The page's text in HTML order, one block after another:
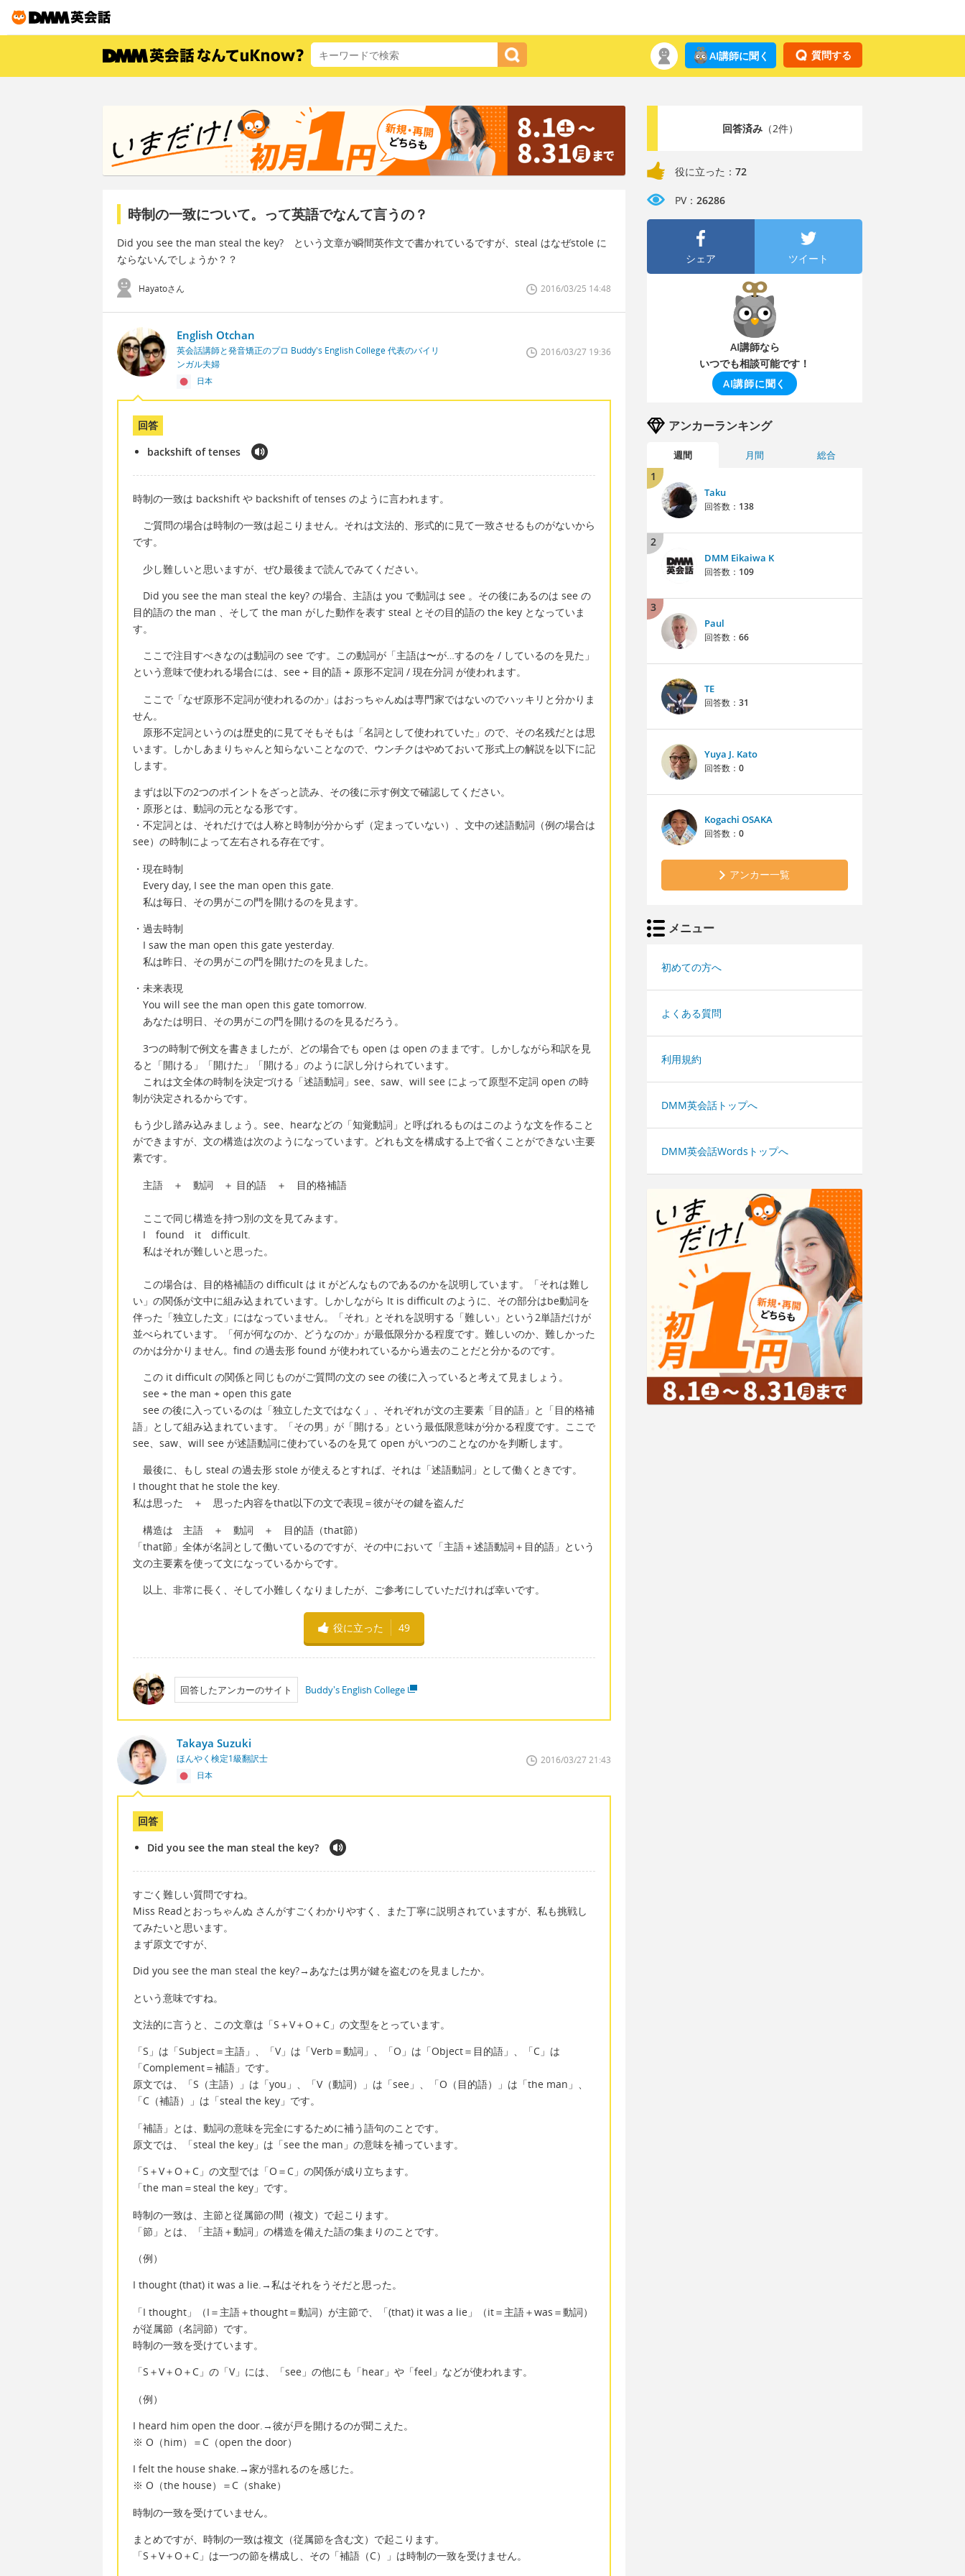
質問する
AI講師に聞く
時制の一致について。って英語でなんて言うの？
Did you see the man steal the key? という文章が瞬間英作文で書かれているですが、steal はなぜstole に
ならないんでしょうか？？
Hayatoさん 2016/03/25 14:48
English Otchan
英会話講師と発音矯正のプロ Buddy's English College 代表のバイリ
ンガル夫婦
日本
2016/03/27 19:36
回答
backshift of tenses
時制の一致は backshift や backshift of tenses のように言われます。
ご質問の場合は時制の一致は起こりません。それは文法的、形式的に見て一致させるものがないから
です。
少し難しいと思いますが、ぜひ最後まで読んでみてください。
Did you see the man steal the key? の場合、主語は you で動詞は see 。その後にあるのは see の
目的語の the man 、そして the man がした動作を表す steal とその目的語の the key となっていま
す。
ここで注目すべきなのは動詞の see です。この動詞が「主語は〜が…するのを / しているのを見た」
という意味で使われる場合には、see + 目的語 + 原形不定詞 / 現在分詞 が使われます。
ここで「なぜ原形不定詞が使われるのか」はおっちゃんぬは専門家ではないのでハッキリと分かりま
せん。
原形不定詞というのは歴史的に見てそもそもは「名詞として使われていた」ので、その名残だとは思
います。しかしあまりちゃんと知らないことなので、ウンチクはやめておいて形式上の解説を以下に記
します。
まずは以下の2つのポイントをざっと読み、その後に示す例文で確認してください。
・原形とは、動詞の元となる形です。
・不定詞とは、それだけでは人称と時制が分からず（定まっていない）、文中の述語動詞（例の場合は
see）の時制によって左右される存在です。
・現在時制
Every day, I see the man open this gate.
私は毎日、その男がこの門を開けるのを見ます。
・過去時制
I saw the man open this gate yesterday.
私は昨日、その男がこの門を開けたのを見ました。
・未来表現
You will see the man open this gate tomorrow.
あなたは明日、その男がこの門を開けるのを見るだろう。
3つの時制で例文を書きましたが、どの場合でも open は open のままです。しかしながら和訳を見
ると「開ける」「開けた」「開ける」のように訳し分けられています。
これは文全体の時制を決定づける「述語動詞」see、saw、will see によって原型不定詞 open の時
制が決定されるからです。
もう少し踏み込みましょう。see、hearなどの「知覚動詞」と呼ばれるものはこのような文を作ること
ができますが、文の構造は次のようになっています。どれも文を構成する上で省くことができない主要
素です。
主語 ＋ 動詞 ＋ 目的語 ＋ 目的格補語
ここで同じ構造を持つ別の文を見てみます。
I found it difficult.
私はそれが難しいと思った。
この場合は、目的格補語の difficult は it がどんなものであるのかを説明しています。「それは難し
い」の関係が文中に組み込まれています。しかしながら It is difficult のように、その部分はbe動詞を
伴った「独立した文」にはなっていません。「それ」とそれを説明する「難しい」という2単語だけが
並べられています。「何が何なのか、どうなのか」が最低限分かる程度です。難しいのか、難しかった
のかは分かりません。find の過去形 found が使われているから過去のことだと分かるのです。
この it difficult の関係と同じものがご質問の文の see の後に入っていると考えて見ましょう。
see + the man + open this gate
see の後に入っているのは「独立した文ではなく」、それぞれが文の主要素「目的語」と「目的格補
語」として組み込まれています。「その男」が「開ける」という最低限意味が分かる程度です。ここで
see、saw、will see が述語動詞に使わているのを見て open がいつのことなのかを判断します。
最後に、もし steal の過去形 stole が使えるとすれば、それは「述語動詞」として働くときです。
I thought that he stole the key.
私は思った ＋ 思った内容をthat以下の文で表現＝彼がその鍵を盗んだ
構造は 主語 ＋ 動詞 ＋ 目的語（that節）
「that節」全体が名詞として働いているのですが、その中において「主語＋述語動詞＋目的語」という
文の主要素を使って文になっているからです。
以上、非常に長く、そして小難しくなりましたが、ご参考にしていただければ幸いです。
役に立った 49
回答したアンカーのサイト Buddy's English College
Takaya Suzuki
ほんやく検定1級翻訳士
日本
2016/03/27 21:43
回答
Did you see the man steal the key?
すごく難しい質問ですね。
Miss Readとおっちゃんぬ さんがすごくわかりやすく、また丁寧に説明されていますが、私も挑戦し
てみたいと思います。
まず原文ですが、
Did you see the man steal the key?→あなたは男が鍵を盗むのを見ましたか。
という意味ですね。
文法的に言うと、この文章は「S＋V＋O＋C」の文型をとっています。
「S」は「Subject＝主語」、「V」は「Verb＝動詞」、「O」は「Object＝目的語」、「C」は
「Complement＝補語」です。
原文では、「S（主語）」は「you」、「V（動詞）」は「see」、「O（目的語）」は「the man」、
「C（補語）」は「steal the key」です。
「補語」とは、動詞の意味を完全にするために補う語句のことです。
原文では、「steal the key」は「see the man」の意味を補っています。
「S＋V＋O＋C」の文型では「O＝C」の関係が成り立ちます。
「the man＝steal the key」です。
時制の一致は、主節と従属節の間（複文）で起こります。
「節」とは、「主語＋動詞」の構造を備えた語の集まりのことです。
（例）
I thought (that) it was a lie.→私はそれをうそだと思った。
「I thought」（I＝主語＋thought＝動詞）が主節で、「(that) it was a lie」（it＝主語＋was＝動詞）
が従属節（名詞節）です。
時制の一致を受けています。
「S＋V＋O＋C」の「V」には、「see」の他にも「hear」や「feel」などが使われます。
（例）
I heard him open the door.→彼が戸を開けるのが聞こえた。
※ O（him）＝C（open the door）
I felt the house shake.→家が揺れるのを感じた。
※ O（the house）＝C（shake）
時制の一致を受けていません。
まとめですが、時制の一致は複文（従属節を含む文）で起こります。
「S＋V＋O＋C」は一つの節を構成し、その「補語（C）」は時制の一致を受けません。
回答済み（2件）
役に立った： 72
PV： 26286
シェア ツイート
AI講師なら
いつでも相談可能です！
AI講師に聞く
アンカーランキング
週間 月間 総合
1
Taku
回答数： 138
2
DMM Eikaiwa K
回答数： 109
3
Paul
回答数： 66
TE
回答数： 31
Yuya J. Kato
回答数： 0
Kogachi OSAKA
回答数： 0
アンカー一覧
メニュー
初めての方へ
よくある質問
利用規約
DMM英会話トップへ
DMM英会話Wordsトップへ